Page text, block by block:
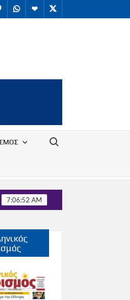
PinterestWhatsApp
Telegram
X
Search for:
Τομέα Τουρισμού του
7:06:53 AM